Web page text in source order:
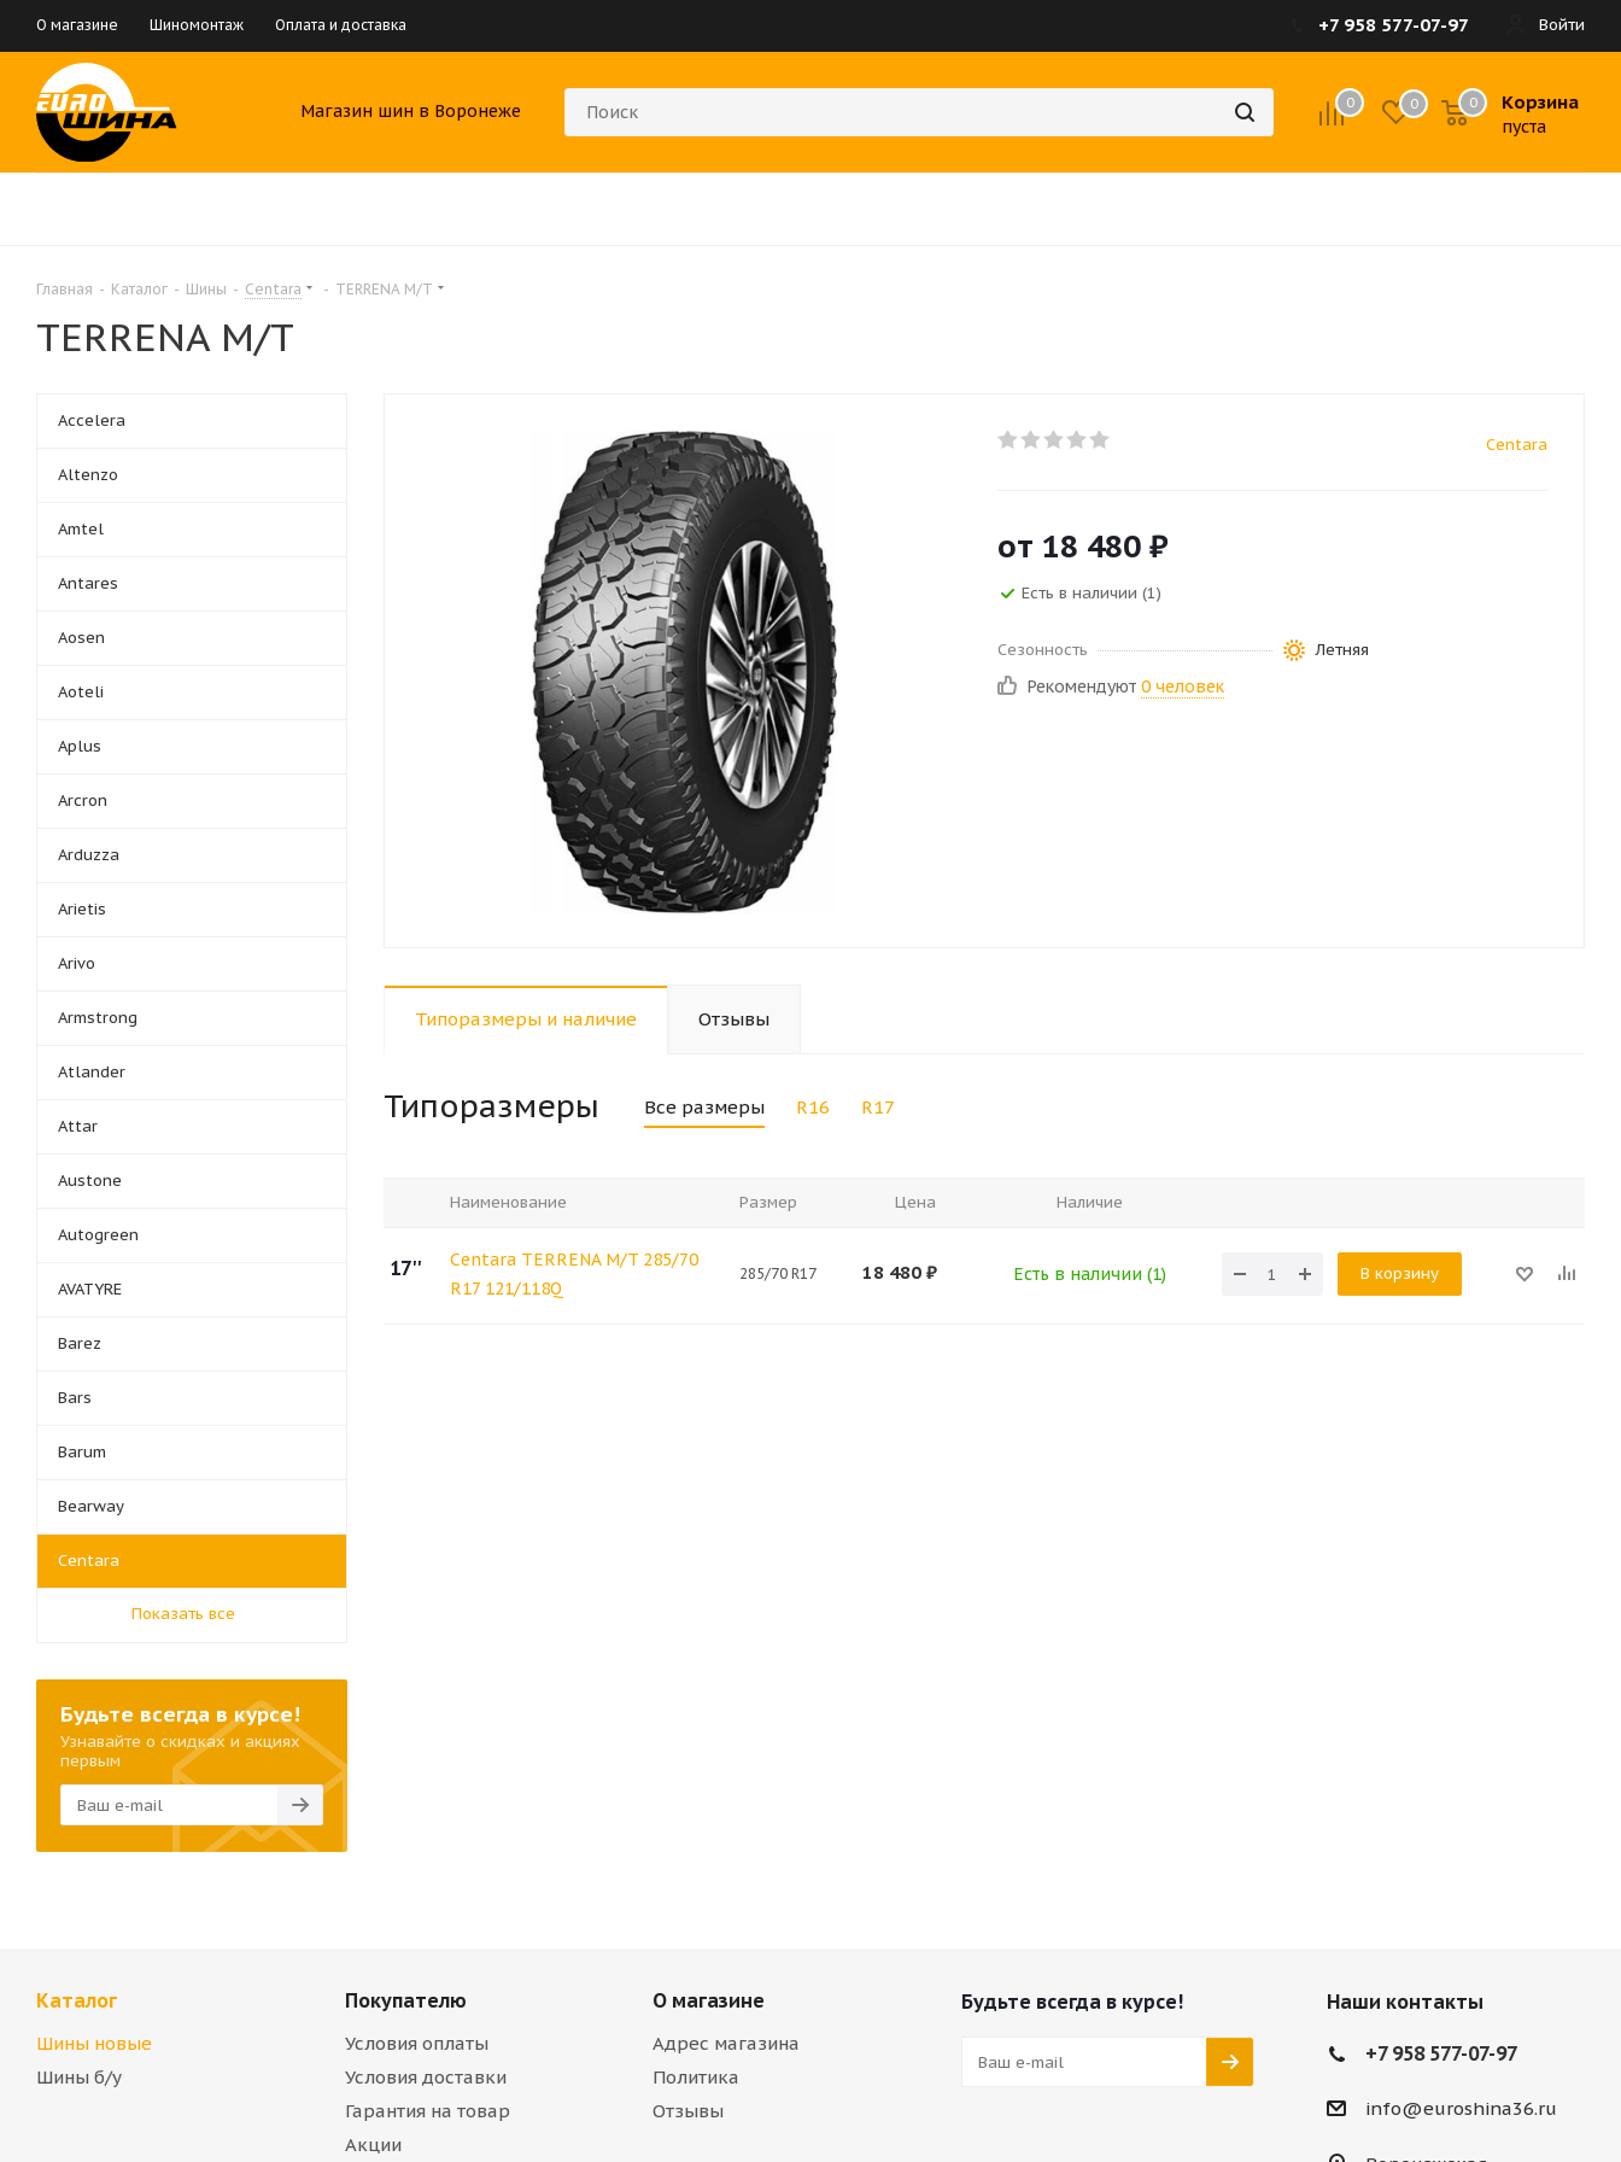
О магазине Шиномонтаж Оплата и доставка Войти
+7 958 577-07-97
Магазин шин в Воронеже 0 0 Корзина
пуста
0
Главная - Каталог - Шины - Centara - TERRENA M/T
TERRENA M/T
Centara
от 18 480 ₽
Есть в наличии (1)
Сезонность Летняя
Рекомендуют 0 человек
Типоразмеры и наличие Отзывы
Типоразмеры Все размеры R16 R17
Наименование Размер Цена Наличие
17''
Centara TERRENA M/T 285/70
R17 121/118Q
285/70 R17 18 480 ₽ Есть в наличии (1) В корзину
Accelera
Altenzo
Amtel
Antares
Aosen
Aoteli
Aplus
Arcron
Arduzza
Arietis
Arivo
Armstrong
Atlander
Attar
Austone
Autogreen
AVATYRE
Barez
Bars
Barum
Bearway
Centara
Показать все
Будьте всегда в курсе!
Узнавайте о скидках и акциях
первым
Каталог
Шины новые
Шины б/у
Покупателю
Условия оплаты
Условия доставки
Гарантия на товар
Акции
О магазине
Адрес магазина
Политика
Отзывы
Будьте всегда в курсе! Наши контакты
+7 958 577-07-97
info@euroshina36.ru